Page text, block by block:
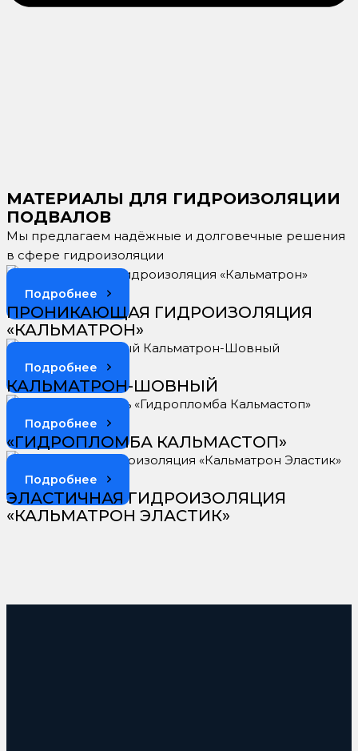
МАТЕРИАЛЫ ДЛЯ ГИДРОИЗОЛЯЦИИ
ПОДВАЛОВ
Мы предлагаем надёжные и долговечные решения
в сфере гидроизоляции
Подробнее
ПРОНИКАЮЩАЯ ГИДРОИЗОЛЯЦИЯ
«КАЛЬМАТРОН»
Подробнее
КАЛЬМАТРОН-ШОВНЫЙ
Подробнее
«ГИДРОПЛОМБА КАЛЬМАСТОП»
Подробнее
ЭЛАСТИЧНАЯ ГИДРОИЗОЛЯЦИЯ
«КАЛЬМАТРОН ЭЛАСТИК»